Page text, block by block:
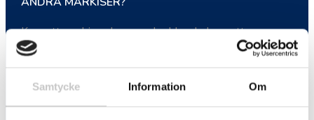
Samtycke Information Om
Kassettmarkiser har en skyddande kassett som
innesluter duken och mekanismen, vilket ger extra